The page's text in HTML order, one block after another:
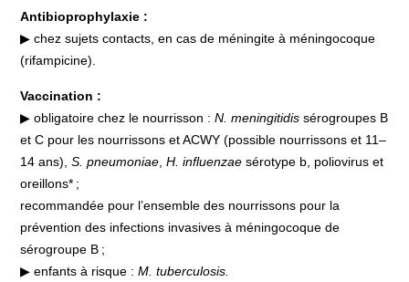
Antibioprophylaxie :
▶ chez sujets contacts, en cas de méningite à méningocoque
(rifampicine).
Vaccination :
▶ obligatoire chez le nourrisson :N. meningitidis sérogroupes B
et C pour les nourrissons et ACWY (possible nourrissons et 11–
14 ans),S. pneumoniae ,H. influenzae sérotype b, poliovirus et
oreillons* ;
recommandée pour l’ensemble des nourrissons pour la
prévention des infections invasives à méningocoque de
sérogroupe B ;
▶ enfants à risque :M. tuberculosis.